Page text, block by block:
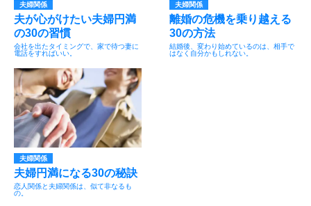
夫婦関係
夫が心がけたい夫婦円満
の30の習慣
会社を出たタイミングで、家で待つ妻に
電話をすればいい。
夫婦関係
離婚の危機を乗り越える
30の方法
結婚後、変わり始めているのは、相手で
はなく自分かもしれない。
夫婦関係
夫婦円満になる30の秘訣
恋人関係と夫婦関係は、似て非なるも
の。